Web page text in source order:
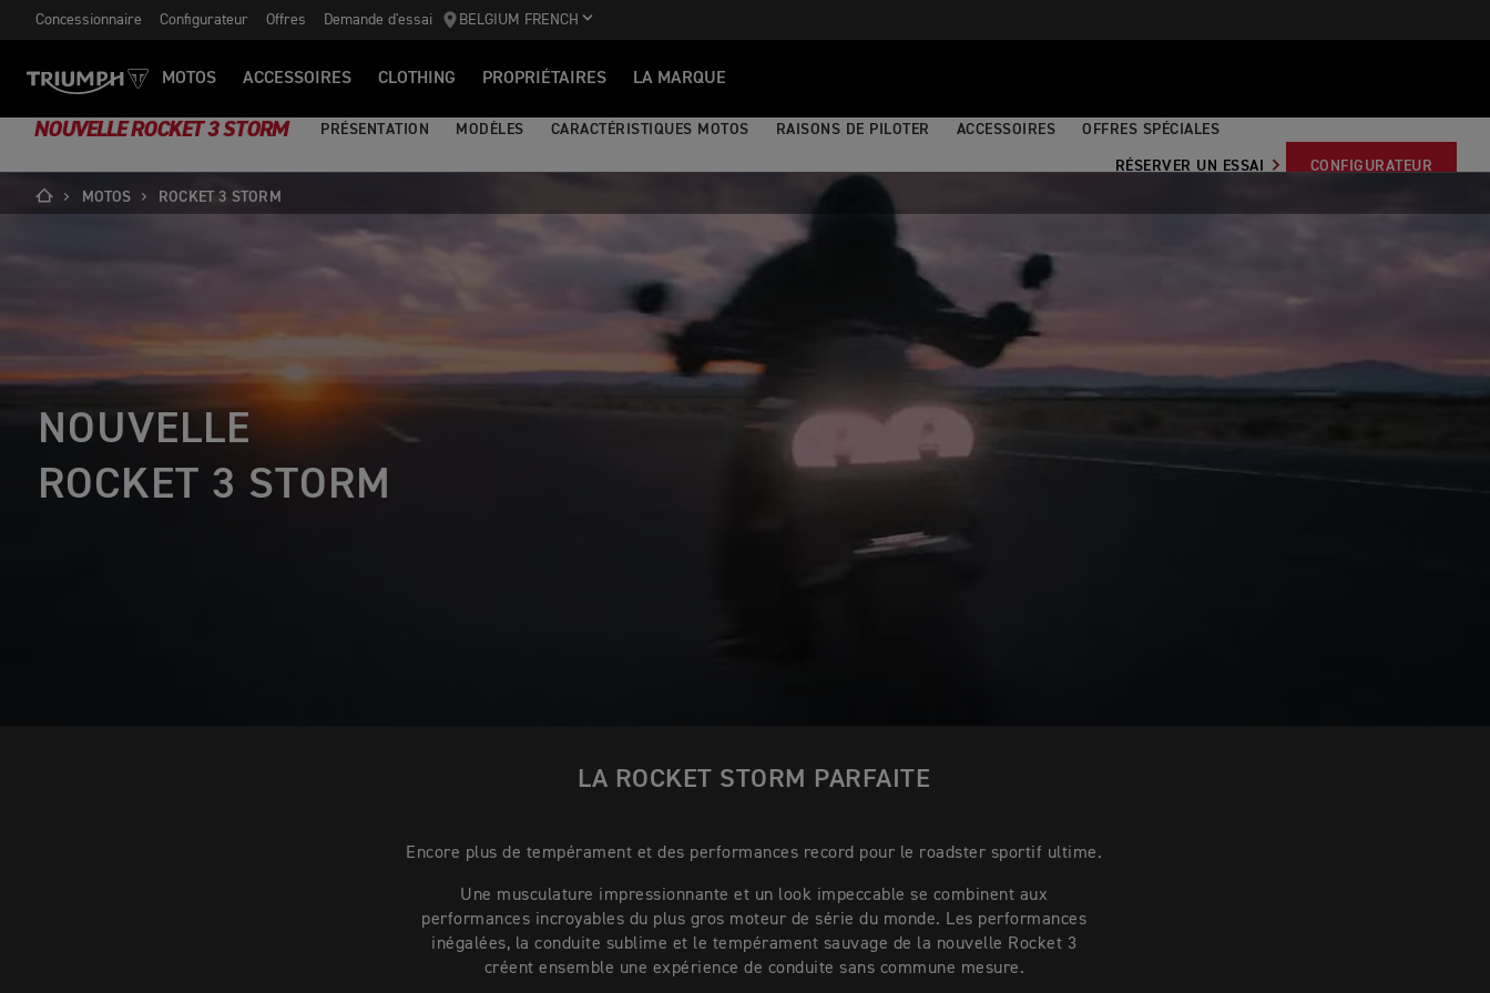
Concessionnaire Configurateur Offres Demande d'essai BELGIUM FRENCH
MOTOS ACCESSOIRES CLOTHING PROPRIÉTAIRES LA MARQUE
NOUVELLE ROCKET 3 STORM PRÉSENTATION MODÈLES CARACTÉRISTIQUES MOTOS RAISONS DE PILOTER ACCESSOIRES OFFRES SPÉCIALES
RÉSERVER UN ESSAI
CONFIGURATEUR
MOTOS
ROCKET 3 STORM
NOUVELLE
ROCKET 3 STORM
LA ROCKET STORM PARFAITE
Encore plus de tempérament et des performances record pour le roadster sportif ultime.
Une musculature impressionnante et un look impeccable se combinent aux
performances incroyables du plus gros moteur de série du monde. Les performances
inégalées, la conduite sublime et le tempérament sauvage de la nouvelle Rocket 3
créent ensemble une expérience de conduite sans commune mesure.